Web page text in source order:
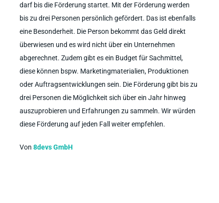
darf bis die Förderung startet. Mit der Förderung werden
bis zu drei Personen persönlich gefördert. Das ist ebenfalls
eine Besonderheit. Die Person bekommt das Geld direkt
überwiesen und es wird nicht über ein Unternehmen
abgerechnet. Zudem gibt es ein Budget für Sachmittel,
diese können bspw. Marketingmaterialien, Produktionen
oder Auftragsentwicklungen sein. Die Förderung gibt bis zu
drei Personen die Möglichkeit sich über ein Jahr hinweg
auszuprobieren und Erfahrungen zu sammeln. Wir würden
diese Förderung auf jeden Fall weiter empfehlen.
Von 8devs GmbH